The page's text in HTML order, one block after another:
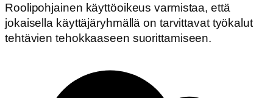
Roolipohjainen käyttöoikeus varmistaa, että
jokaisella käyttäjäryhmällä on tarvittavat työkalut
tehtävien tehokkaaseen suorittamiseen.